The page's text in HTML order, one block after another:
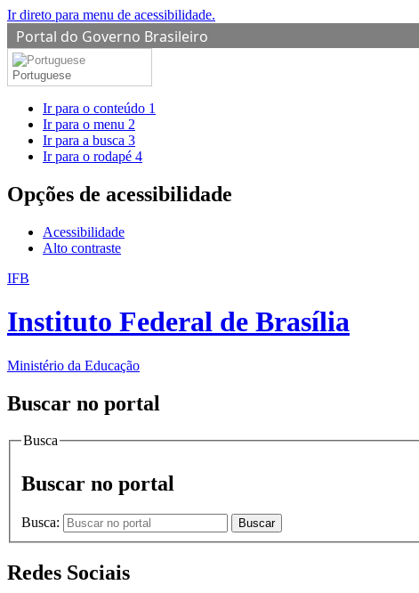
Ir direto para menu de acessibilidade.
Portal do Governo Brasileiro
Portuguese
Ir para o conteúdo 1
Ir para o menu 2
Ir para a busca 3
Ir para o rodapé 4
Opções de acessibilidade
Acessibilidade
Alto contraste
IFB
Instituto Federal de Brasília
Ministério da Educação
Buscar no portal
Busca
Buscar no portal
Busca: Buscar
Redes Sociais